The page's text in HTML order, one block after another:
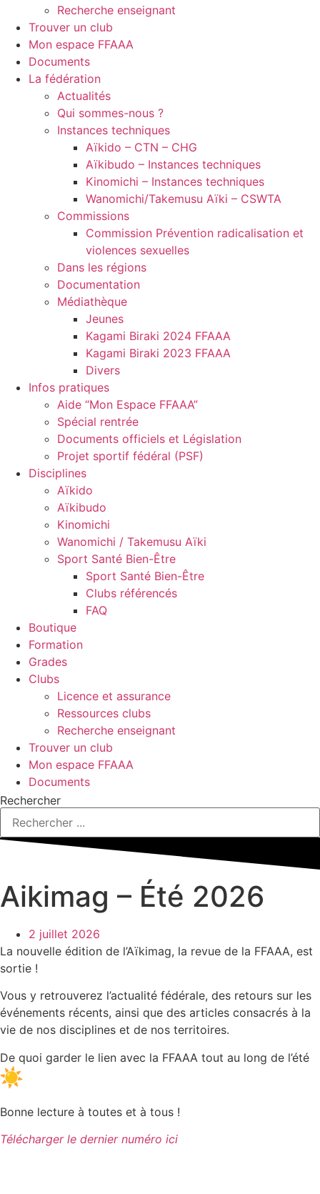
Recherche enseignant
Trouver un club
Mon espace FFAAA
Documents
La fédération
Actualités
Qui sommes-nous ?
Instances techniques
Aïkido – CTN – CHG
Aïkibudo – Instances techniques
Kinomichi – Instances techniques
Wanomichi/Takemusu Aïki – CSWTA
Commissions
Commission Prévention radicalisation et
violences sexuelles
Dans les régions
Documentation
Médiathèque
Jeunes
Kagami Biraki 2024 FFAAA
Kagami Biraki 2023 FFAAA
Divers
Infos pratiques
Aide “Mon Espace FFAAA”
Spécial rentrée
Documents officiels et Législation
Projet sportif fédéral (PSF)
Disciplines
Aïkido
Aïkibudo
Kinomichi
Wanomichi / Takemusu Aïki
Sport Santé Bien-Être
Sport Santé Bien-Être
Clubs référencés
FAQ
Boutique
Formation
Grades
Clubs
Licence et assurance
Ressources clubs
Recherche enseignant
Trouver un club
Mon espace FFAAA
Documents
Rechercher
Aikimag – Été 2026
2 juillet 2026
La nouvelle édition de l’Aïkimag, la revue de la FFAAA, est
sortie !
Vous y retrouverez l’actualité fédérale, des retours sur les
événements récents, ainsi que des articles consacrés à la
vie de nos disciplines et de nos territoires.
De quoi garder le lien avec la FFAAA tout au long de l’été
Bonne lecture à toutes et à tous !
Télécharger le dernier numéro ici